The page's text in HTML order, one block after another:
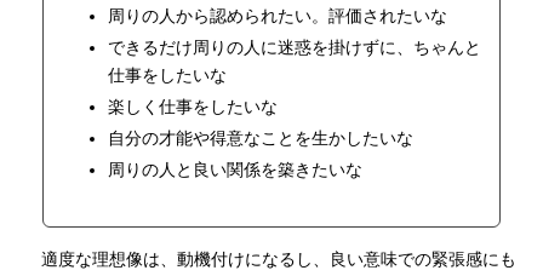
周りの人から認められたい。評価されたいな
できるだけ周りの人に迷惑を掛けずに、ちゃんと
仕事をしたいな
楽しく仕事をしたいな
自分の才能や得意なことを生かしたいな
周りの人と良い関係を築きたいな
適度な理想像は、動機付けになるし、良い意味での緊張感にも